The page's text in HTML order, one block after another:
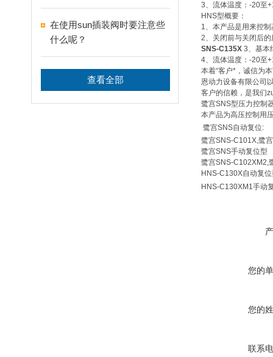
在使用sun插装阀时要注意些
什么呢？
查看全部
3、流体温度：-20
HNS型概要：
1、本产品是用来控
2、关闭前与关闭后
SNS-C135X 3、基本
4、流体温度：-20
本着“客户*，诚信为
恩动力设备有限公司
客户的信赖，是我们
鹭宫SNS型压力控制
本产品为高压控制用
鹭宫SNS自动复位:
鹭宫SNS-C101X,鹭
鹭宫SNS手动复位型
鹭宫SNS-C102XM2,
HNS-C130X自动复
HNS-C130XM1手动
您的
您的
联系